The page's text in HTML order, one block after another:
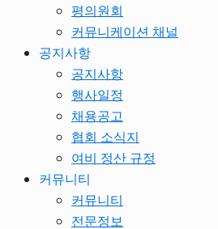
평의원회
커뮤니케이션 채널
공지사항
공지사항
행사일정
채용공고
협회 소식지
여비 정산 규정
커뮤니티
커뮤니티
전문정보